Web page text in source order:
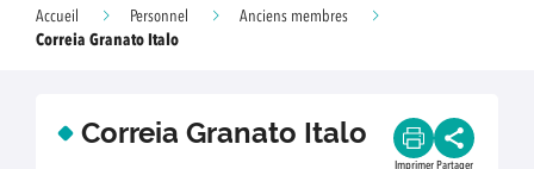
Accueil Personnel
Anciens membres
Correia Granato Italo
Correia Granato Italo
Imprimer Partager